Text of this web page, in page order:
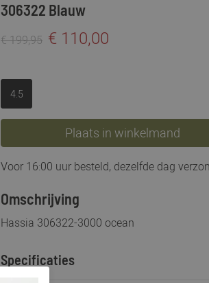
306322 Blauw
€ 199,95 € 110,00
4.5
Plaats in winkelmand
Voor 16:00 uur besteld, dezelfde dag
Omschrijving
Hassia 306322-3000 ocean
Specificaties